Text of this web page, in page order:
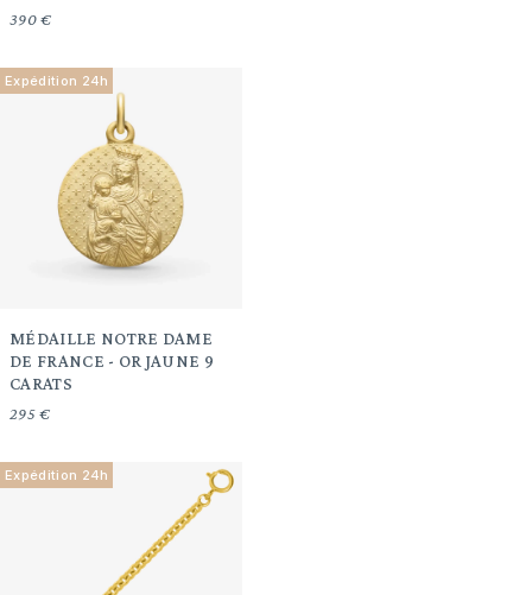
390 €
Expédition 24h
MÉDAILLE NOTRE DAME
DE FRANCE - OR JAUNE 9
CARATS
295 €
Expédition 24h